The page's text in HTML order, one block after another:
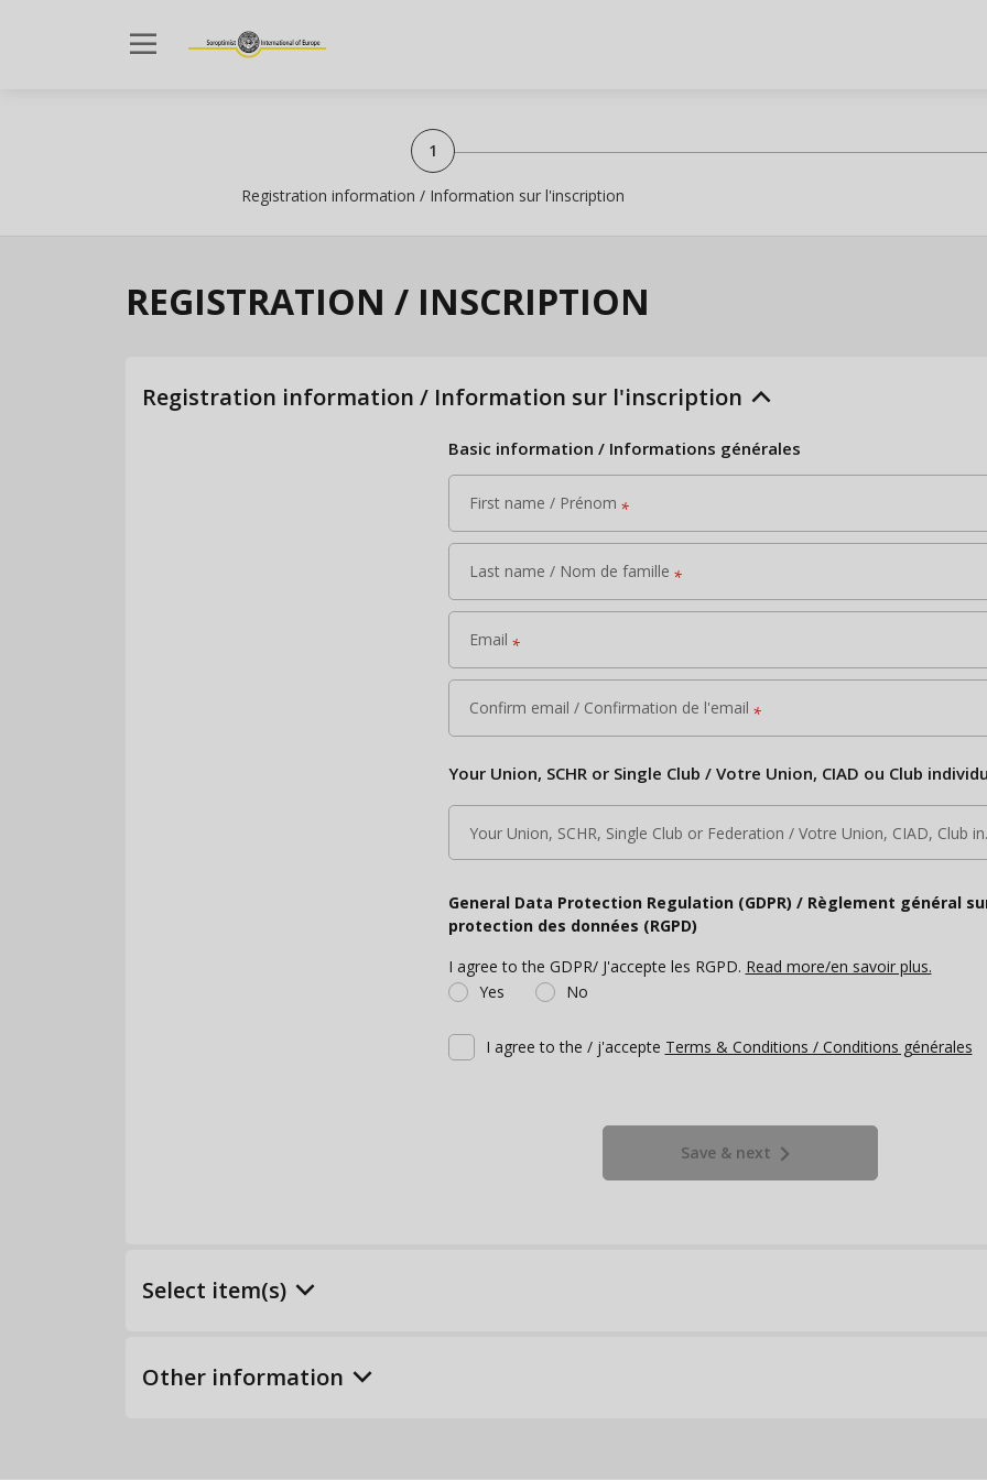
dehaze
Registration information / Information sur l'inscription
REGISTRATION / INSCRIPTION
Registration information / Information sur l'inscription keyboard_arrow_up
Basic information / Informations générales
First name / Prénom *
Last name / Nom de famille *
Email *
Confirm email / Confirmation de l'email *
Your Union, SCHR or Single Club / Votre Union, CIAD ou Club
Your
General Data Protection Regulation (GDPR) / Règlement général
protection des données (RGPD)
I agree to the GDPR/ J'accepte les RGPD. Read more/en savoir plus.
Yes
No
I agree to the / j'accepte Terms & Conditions / Conditions générales
Save & next keyboard_arrow_right
Select item(s) keyboard_arrow_down
Other information keyboard_arrow_down